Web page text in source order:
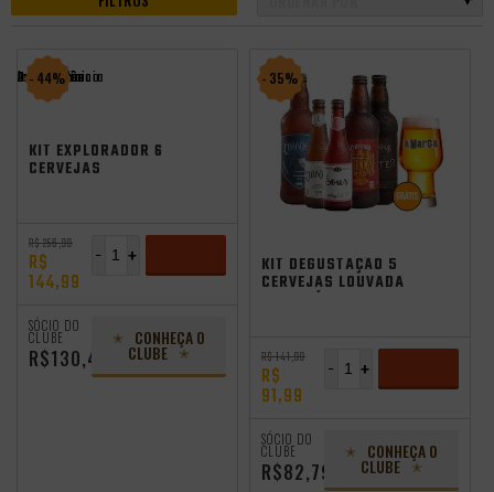
Promocoes
Aniversario
Saldão Junino
independência
- 44%
KIT EXPLORADOR 6
CERVEJAS
R$ 256,99
R$
144,99
+
-
SÓCIO DO
CLUBE
R$130,49
CONHEÇA O
CLUBE
- 35%
KIT DEGUSTAÇÃO 5
CERVEJAS LOUVADA
R$ 141,99
R$
91,99
+
-
SÓCIO DO
CLUBE
R$82,79
CONHEÇA O
CLUBE